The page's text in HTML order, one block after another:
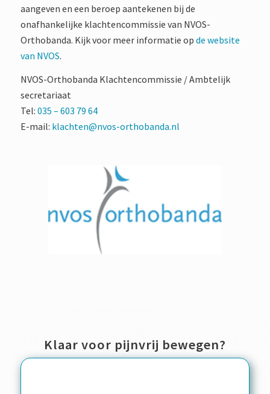
aangeven en een beroep aantekenen bij de
onafhankelijke klachtencommissie van NVOS-
Orthobanda. Kijk voor meer informatie op de website
van NVOS.
NVOS-Orthobanda Klachtencommissie / Ambtelijk
secretariaat
Tel: 035 – 603 79 64
E-mail: klachten@nvos-orthobanda.nl
Klaar voor pijnvrij bewegen?